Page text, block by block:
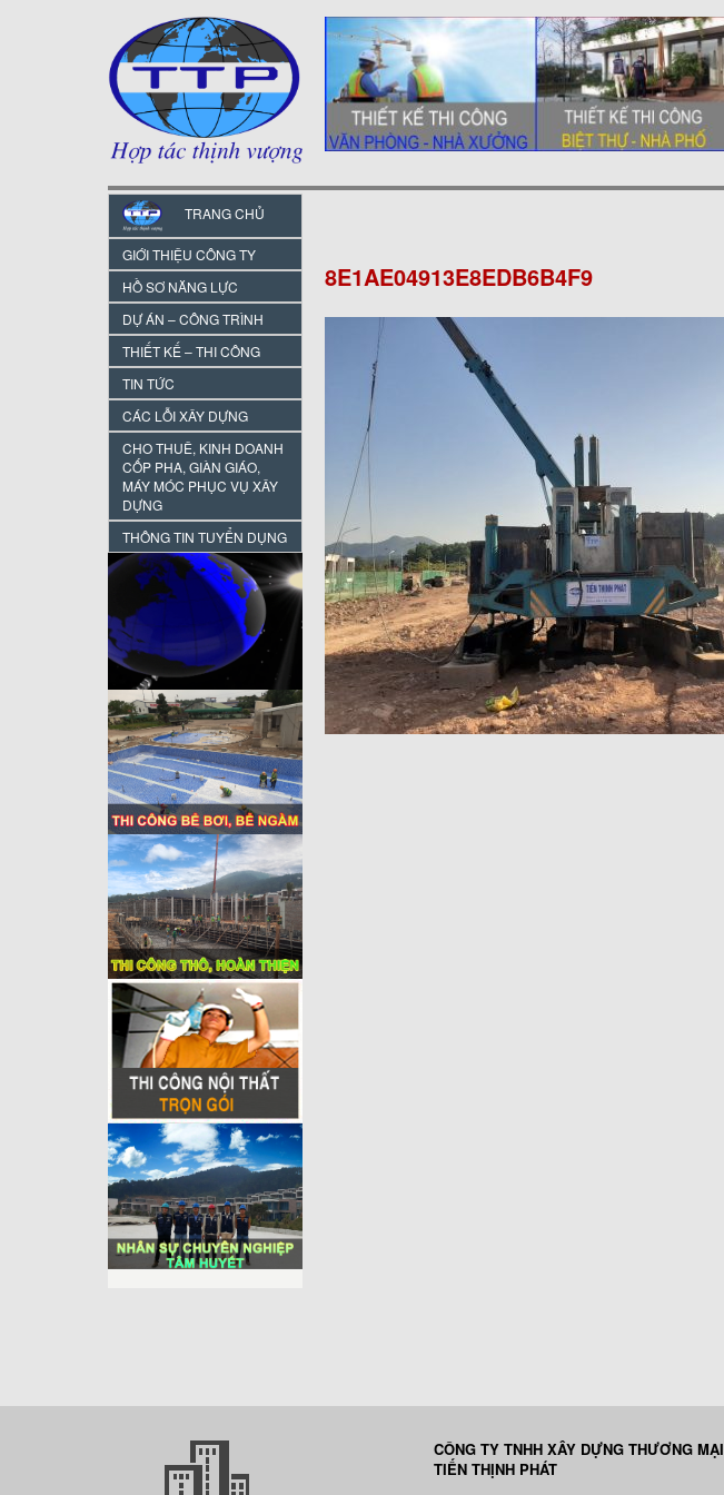
TRANG CHỦ
GIỚI THIỆU CÔNG TY
HỒ SƠ NĂNG LỰC
DỰ ÁN – CÔNG TRÌNH
THIẾT KẾ – THI CÔNG
TIN TỨC
CÁC LỖI XÂY DỰNG
CHO THUÊ, KINH DOANH
CỐP PHA, GIÀN GIÁO,
MÁY MÓC PHỤC VỤ XÂY
DỰNG
THÔNG TIN TUYỂN DỤNG
8E1AE04913E8EDB6B4F9
CÔNG TY TNHH XÂY DỰNG THƯƠNG MẠI
TIẾN THỊNH PHÁT